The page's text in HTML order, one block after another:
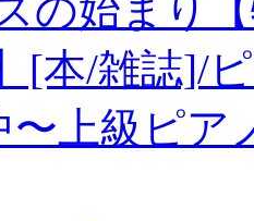
の始まり
[本/雑誌]/
〜上級ピ